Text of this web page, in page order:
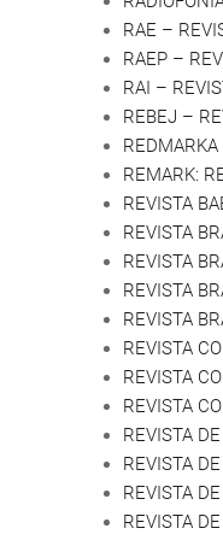
RAE –
RAEP –
RAI –
REBEJ –
REMARK:
REVISTA
REVISTA
REVISTA
REVISTA
REVISTA
REVISTA
REVISTA
REVISTA
REVISTA
REVISTA
REVISTA
REVISTA